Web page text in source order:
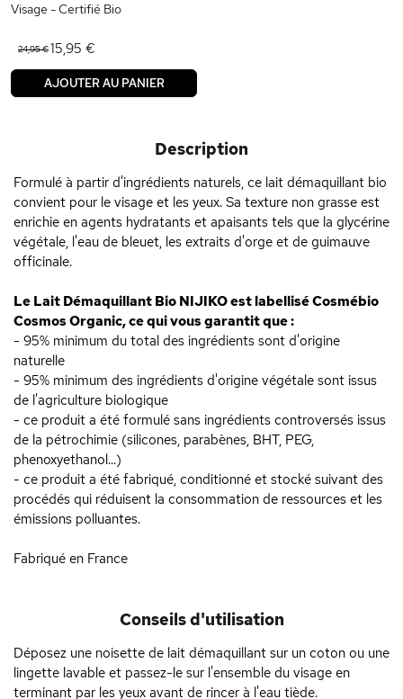
Visage - Certifié Bio
24,95 €15,95 €
AJOUTER AU PANIER
Description
Formulé à partir d'ingrédients naturels, ce lait démaquillant bio
convient pour le visage et les yeux. Sa texture non grasse est
enrichie en agents hydratants et apaisants tels que la glycérine
végétale, l'eau de bleuet, les extraits d'orge et de guimauve
officinale.
Le Lait Démaquillant Bio NIJIKO est labellisé Cosmébio
Cosmos Organic, ce qui vous garantit que :
- 95% minimum du total des ingrédients sont d'origine
naturelle
- 95% minimum des ingrédients d'origine végétale sont issus
de l'agriculture biologique
- ce produit a été formulé sans ingrédients controversés issus
de la pétrochimie (silicones, parabènes, BHT, PEG,
phenoxyethanol...)
- ce produit a été fabriqué, conditionné et stocké suivant des
procédés qui réduisent la consommation de ressources et les
émissions polluantes.
Fabriqué en France
Conseils d'utilisation
Déposez une noisette de lait démaquillant sur un coton ou une
lingette lavable et passez-le sur l'ensemble du visage en
terminant par les yeux avant de rincer à l'eau tiède.